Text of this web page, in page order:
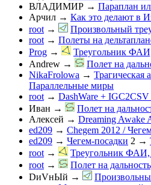
ВЛАДИМИР → Параплан
Арчил → Как это делают в
root → Произвольный
root → Полеты на
Prog → Треугольник
Andrew → Полет на
NikaFrolowa → Трагическая
Параллельные миры
root → DashWare + IGC2CSV
Иван → Полет на
Алексей → Dreaming Awake
ed209 → Chegem 2012 /
ed209 → Чегем-посадки 2 →
root → Треугольник ФАИ,
root → Полет на
DиVнЫй →